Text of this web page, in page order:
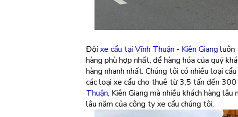
Đội xe cẩu tại Vĩnh Thuận - Kiên Giang luôn
hàng phù hợp nhất, để hàng hóa của quý
hàng nhanh nhất. Chúng tôi có nhiều loại
các loại xe cẩu cho thuê từ 3,5 tấn đến 300
Thuận, Kiên Giang mà nhiều khách hàng
lâu năm của công ty xe cẩu chúng tôi.